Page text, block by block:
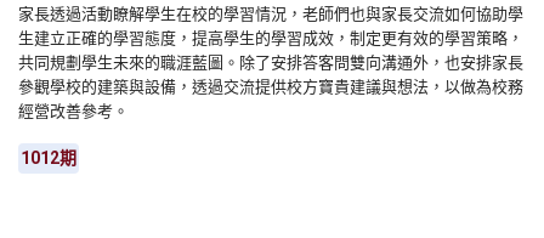
家長透過活動瞭解學生在校的學習情況，老師們也與家長交流如何協助學
生建立正確的學習態度，提高學生的學習成效，制定更有效的學習策略，
共同規劃學生未來的職涯藍圖。除了安排答客問雙向溝通外，也安排家長
參觀學校的建築與設備，透過交流提供校方寶貴建議與想法，以做為校務
經營改善參考。
1012期